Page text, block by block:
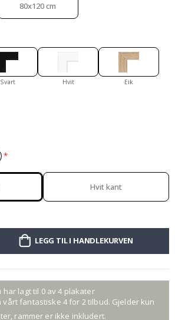
80x120 cm
Svart Hvit Eik
Hvit kant
LEGG TIL I HANDLEKURVEN
har lagt til 0 av 4 plakater
vårt fantastiske 4 for 2 tilbud. Gjelder kun
rammer er ikke inkludert.